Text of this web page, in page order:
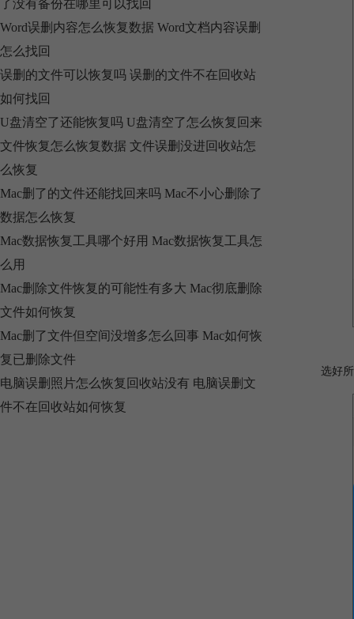
了没有备份在哪里可以找回
Word误删内容怎么恢复数据 Word文档内容误删
怎么找回
误删的文件可以恢复吗 误删的文件不在回收站
如何找回
U盘清空了还能恢复吗 U盘清空了怎么恢复回来
文件恢复怎么恢复数据 文件误删没进回收站怎
么恢复
Mac删了的文件还能找回来吗 Mac不小心删除了
数据怎么恢复
Mac数据恢复工具哪个好用 Mac数据恢复工具怎
么用
Mac删除文件恢复的可能性有多大 Mac彻底删除
文件如何恢复
Mac删了文件但空间没增多怎么回事 Mac如何恢
复已删除文件
电脑误删照片怎么恢复回收站没有 电脑误删文
件不在回收站如何恢复
选好